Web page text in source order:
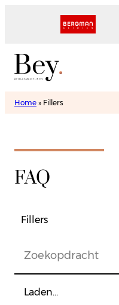
Home » Fillers
FAQ
Laden…